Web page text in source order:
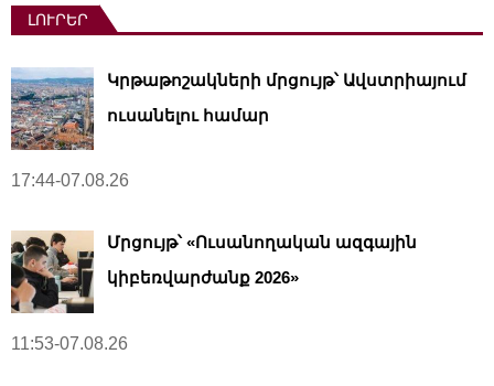
ԼՈՒՐԵՐ
Կրթաթոշակների մրցույթ՝ Ավստրիայում
ուսանելու համար
17:44-07.08.26
Մրցույթ՝ «Ուսանողական ազգային
կիբեռվարժանք 2026»
11:53-07.08.26